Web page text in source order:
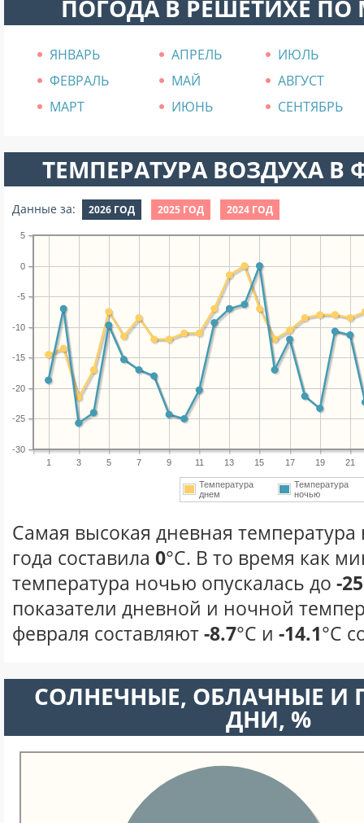
ПОГОДА В РЕШЕТИХЕ
ЯНВАРЬ АПРЕЛЬ
ИЮЛЬ
ФЕВРАЛЬ
МАЙ
АВГУСТ
МАРТ
ИЮНЬ СЕНТЯБРЬ
ТЕМПЕРАТУРА ВОЗДУХА В
Данные за: 2026 ГОД 2025 ГОД 2024 ГОД
1 3 5 7 9 11 13 15 17 19 21
-30
-25
-20
-15
-10
-5
0
5
Температура
днем
Температура
ночью
Самая высокая дневная температура
года составила 0°С. В то время как
температура ночью опускалась до -25
показатели дневной и ночной
февраля составляют-8.7°С и -14.1°С
CОЛНЕЧНЫЕ, ОБЛАЧНЫЕ И
ДНИ, %